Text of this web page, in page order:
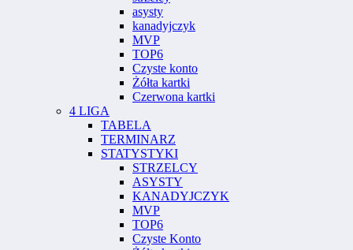
asysty
kanadyjczyk
MVP
TOP6
Czyste konto
Żółta kartki
Czerwona kartki
4 LIGA
TABELA
TERMINARZ
STATYSTYKI
STRZELCY
ASYSTY
KANADYJCZYK
MVP
TOP6
Czyste Konto